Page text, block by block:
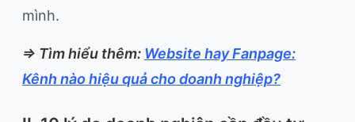
mình.
=> Tìm hiểu thêm: Website hay Fanpage:
Kênh nào hiệu quả cho doanh nghiệp?